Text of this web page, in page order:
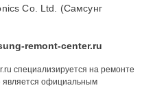
Co. Ltd. (Самсунг
remont-center.ru
специализируется на ремонте
является официальным